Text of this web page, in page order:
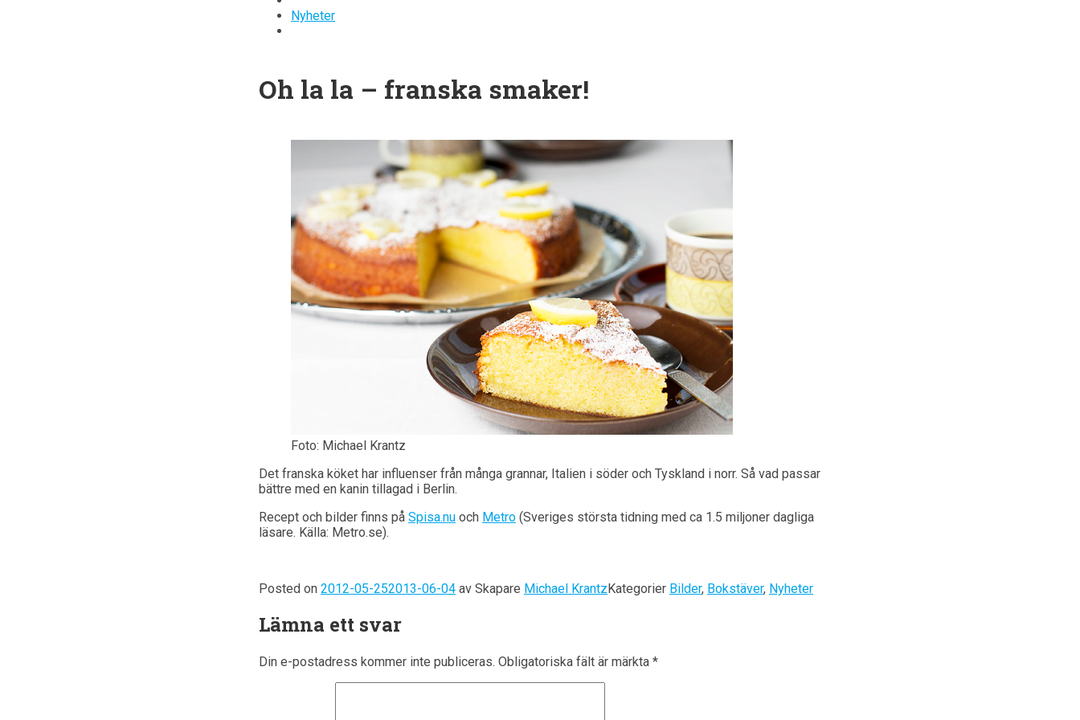
Nyheter
Oh la la – franska smaker!
Foto: Michael Krantz
Det franska köket har influenser från många grannar, Italien i söder och Tyskland i norr. Så vad passar
bättre med en kanin tillagad i Berlin.
Recept och bilder finns på Spisa.nu och Metro (Sveriges största tidning med ca 1.5 miljoner dagliga
läsare. Källa: Metro.se).
Posted on 2012-05-252013-06-04 av Skapare Michael KrantzKategorier Bilder, Bokstäver, Nyheter
Lämna ett svar
Din e-postadress kommer inte publiceras. Obligatoriska fält är märkta *